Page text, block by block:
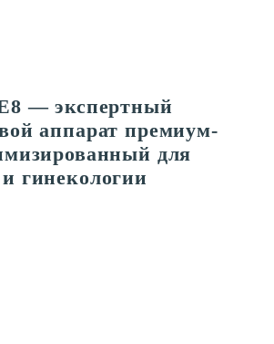
— экспертный
аппарат премиум-
для
гинекологии